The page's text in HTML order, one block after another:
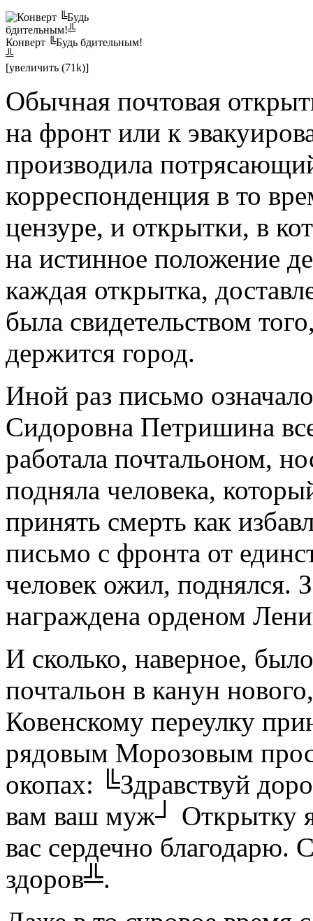
Конверт ╚Будь бдительным!
╩
[увеличить (71k)]
Обычная почтовая
на фронт или к
производила
корреспонденция в то
цензуре, и открытки, в
на истинное положение
каждая открытка,
была свидетельством
держится город.
Иной раз письмо
Сидоровна Петришина
работала почтальоном,
подняла человека,
принять смерть как
письмо с фронта от
человек ожил, поднялся.
награждена орденом
И сколько, наверное,
почтальон в канун
Ковенскому переулку
рядовым Морозовым
окопах: ╚Здравствуй
вам ваш муж┘ Открытку
вас сердечно
здоров╩.